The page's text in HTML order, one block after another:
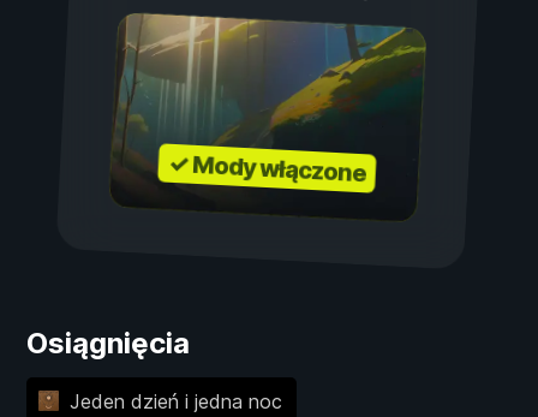
✓ Mody włączone
Osiągnięcia
Jeden dzień i jedna noc